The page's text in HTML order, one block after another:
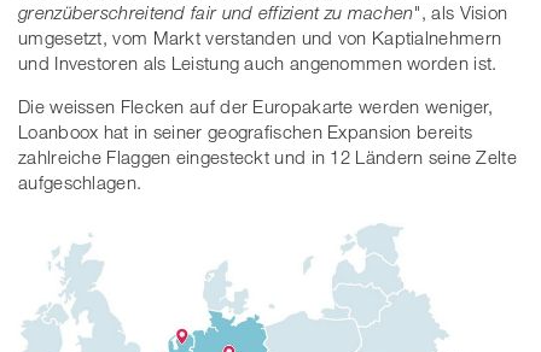
grenzüberschreitend fair und effizient zu machen", als Vision
umgesetzt, vom Markt verstanden und von Kaptialnehmern
und Investoren als Leistung auch angenommen worden ist.
Die weissen Flecken auf der Europakarte werden weniger,
Loanboox hat in seiner geografischen Expansion bereits
zahlreiche Flaggen eingesteckt und in 12 Ländern seine Zelte
aufgeschlagen.